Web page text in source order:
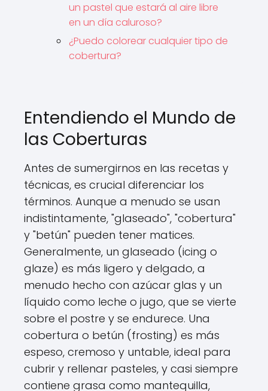
un pastel que estará al aire libre
en un día caluroso?
¿Puedo colorear cualquier tipo de
cobertura?
Entendiendo el Mundo de
las Coberturas
Antes de sumergirnos en las recetas y
técnicas, es crucial diferenciar los
términos. Aunque a menudo se usan
indistintamente, "glaseado", "cobertura"
y "betún" pueden tener matices.
Generalmente, un glaseado (icing o
glaze) es más ligero y delgado, a
menudo hecho con azúcar glas y un
líquido como leche o jugo, que se vierte
sobre el postre y se endurece. Una
cobertura o betún (frosting) es más
espeso, cremoso y untable, ideal para
cubrir y rellenar pasteles, y casi siempre
contiene grasa como mantequilla,